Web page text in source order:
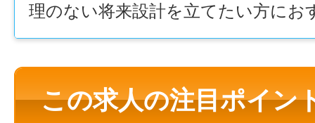
理のない将来設計を立てたい方にお
この求人の注目ポイン